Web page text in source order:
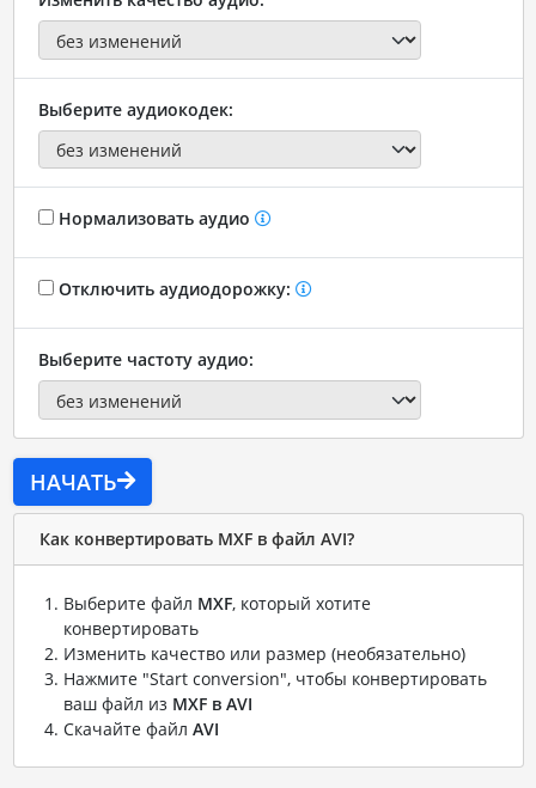
Выберите аудиокодек:
Нормализовать аудио
Отключить аудиодорожку:
Выберите частоту аудио:
НАЧАТЬ
Как конвертировать MXF в файл AVI?
Выберите файл MXF, который хотите
конвертировать
Изменить качество или размер (необязательно)
Нажмите "Start conversion", чтобы конвертировать
ваш файл из MXF в AVI
Скачайте файл AVI